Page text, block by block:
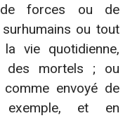
forces ou de
ou tout
vie quotidienne,
des mortels ; ou
envoyé de
et en